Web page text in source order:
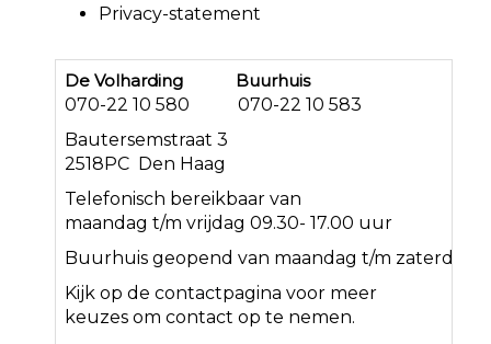
Privacy-statement
De Volharding Buurhuis
070-22 10 580 070-22 10 583
Bautersemstraat 3
2518PC Den Haag
Telefonisch bereikbaar van
maandag t/m vrijdag 09.30- 17.00 uur
Buurhuis geopend van maandag t/m zaterdag<
Kijk op de contactpagina voor meer
keuzes om contact op te nemen.